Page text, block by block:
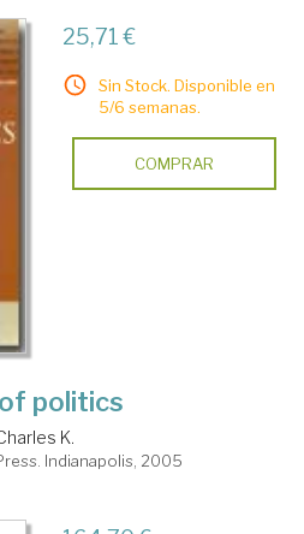
25,71 €
Sin Stock. Disponible en
5/6 semanas.
COMPRAR
politics
K.
Indianapolis, 2005